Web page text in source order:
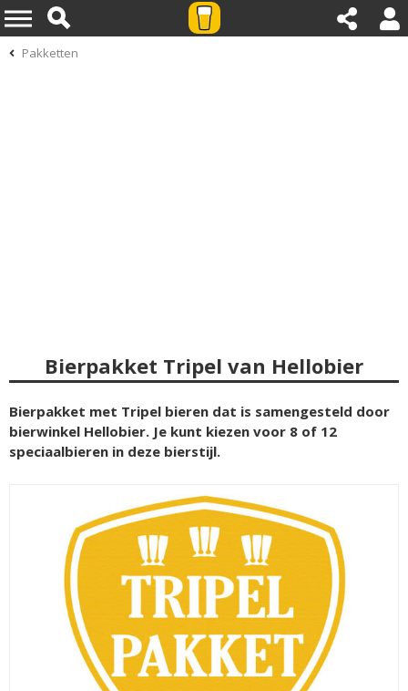
Pakketten
Bierpakket Tripel van Hellobier
Bierpakket met Tripel bieren dat is samengesteld door
bierwinkel Hellobier. Je kunt kiezen voor 8 of 12
speciaalbieren in deze bierstijl.